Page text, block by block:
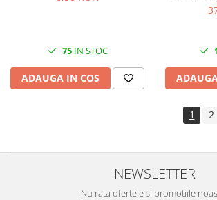
75IN STOC
ADAUGA IN COS
1 2
NEWSLETTER
Nu rata ofertele si promotiile